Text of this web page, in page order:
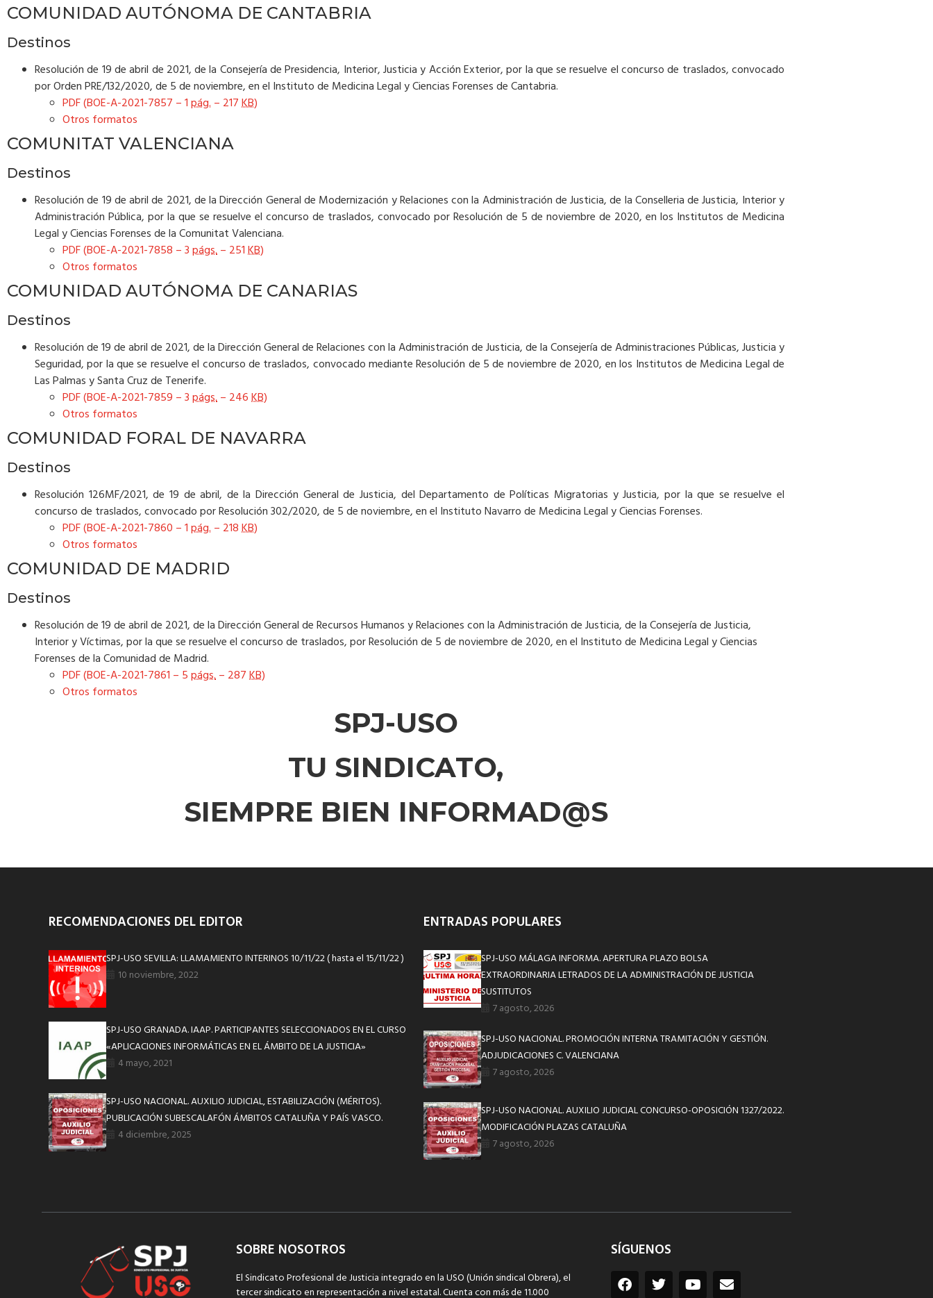
COMUNIDAD AUTÓNOMA DE CANTABRIA
Destinos
Resolución de 19 de abril de 2021, de la Consejería de Presidencia, Interior, Justicia y Acción Exterior, por la que se resuelve el concurso de traslados, convocado
por Orden PRE/132/2020, de 5 de noviembre, en el Instituto de Medicina Legal y Ciencias Forenses de Cantabria.
PDF (BOE-A-2021-7857 – 1pág. – 217KB)
Otros formatos
COMUNITAT VALENCIANA
Destinos
Resolución de 19 de abril de 2021, de la Dirección General de Modernización y Relaciones con la Administración de Justicia, de la Conselleria de Justicia, Interior y
Administración Pública, por la que se resuelve el concurso de traslados, convocado por Resolución de 5 de noviembre de 2020, en los Institutos de Medicina
Legal y Ciencias Forenses de la Comunitat Valenciana.
PDF (BOE-A-2021-7858 – 3págs.– 251KB)
Otros formatos
COMUNIDAD AUTÓNOMA DE CANARIAS
Destinos
Resolución de 19 de abril de 2021, de la Dirección General de Relaciones con la Administración de Justicia, de la Consejería de Administraciones Públicas, Justicia y
Seguridad, por la que se resuelve el concurso de traslados, convocado mediante Resolución de 5 de noviembre de 2020, en los Institutos de Medicina Legal de
Las Palmas y Santa Cruz de Tenerife.
PDF (BOE-A-2021-7859 – 3págs.– 246KB)
Otros formatos
COMUNIDAD FORAL DE NAVARRA
Destinos
Resolución 126MF/2021, de 19 de abril, de la Dirección General de Justicia, del Departamento de Políticas Migratorias y Justicia, por la que se resuelve el
concurso de traslados, convocado por Resolución 302/2020, de 5 de noviembre, en el Instituto Navarro de Medicina Legal y Ciencias Forenses.
PDF (BOE-A-2021-7860 – 1pág. – 218KB)
Otros formatos
COMUNIDAD DE MADRID
Destinos
Resolución de 19 de abril de 2021, de la Dirección General de Recursos Humanos y Relaciones con la Administración de Justicia, de la Consejería de Justicia,
Interior y Víctimas, por la que se resuelve el concurso de traslados, por Resolución de 5 de noviembre de 2020, en el Instituto de Medicina Legal y Ciencias
Forenses de la Comunidad de Madrid.
PDF (BOE-A-2021-7861 – 5págs.– 287KB)
Otros formatos
SPJ-USO
TU SINDICATO,
SIEMPRE BIEN INFORMAD@S
RECOMENDACIONES DEL EDITOR
SPJ-USO SEVILLA: LLAMAMIENTO INTERINOS 10/11/22 ( hasta el 15/11/22 )
10 noviembre, 2022
SPJ-USO GRANADA. IAAP. PARTICIPANTES SELECCIONADOS EN EL CURSO
«APLICACIONES INFORMÁTICAS EN EL ÁMBITO DE LA JUSTICIA»
4 mayo, 2021
SPJ-USO NACIONAL. AUXILIO JUDICIAL, ESTABILIZACIÓN (MÉRITOS).
PUBLICACIÓN SUBESCALAFÓN ÁMBITOS CATALUÑA Y PAÍS VASCO.
4 diciembre, 2025
ENTRADAS POPULARES
SPJ-USO MÁLAGA INFORMA. APERTURA PLAZO BOLSA
EXTRAORDINARIA LETRADOS DE LA ADMINISTRACIÓN DE JUSTICIA
SUSTITUTOS
7 agosto, 2026
SPJ-USO NACIONAL. PROMOCIÓN INTERNA TRAMITACIÓN Y GESTIÓN.
ADJUDICACIONES C. VALENCIANA
7 agosto, 2026
SPJ-USO NACIONAL. AUXILIO JUDICIAL CONCURSO-OPOSICIÓN 1327/2022.
MODIFICACIÓN PLAZAS CATALUÑA
7 agosto, 2026
SOBRE NOSOTROS
El Sindicato Profesional de Justicia integrado en la USO (Unión sindical Obrera), el
tercer sindicato en representación a nivel estatal. Cuenta con más de 11.000
SÍGUENOS